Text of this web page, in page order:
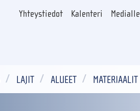
Yhteystiedot Kalenteri Medialle
LAJIT ALUEET MATERIAALIT